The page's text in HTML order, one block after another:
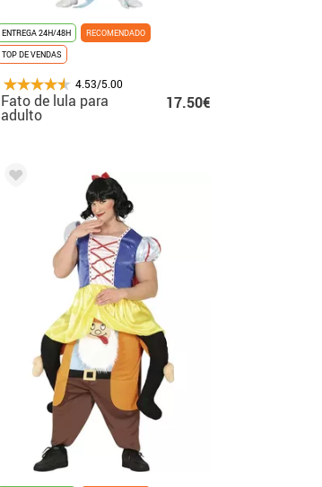
ENTREGA 24H/48H
RECOMENDADO
TOP DE VENDAS
4.53/5.00
Fato de lula para
adulto
17.50€